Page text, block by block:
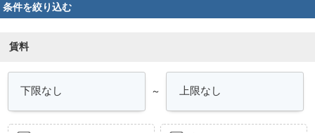
条件を絞り込む
賃料
～